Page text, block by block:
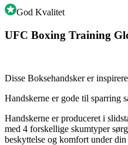
God Kvalitet
UFC Boxing Training
Disse Boksehandsker er
Handskerne er gode til sparring
Handskerne er produceret i
med 4 forskellige skumtyper
beskyttelse og komfort under